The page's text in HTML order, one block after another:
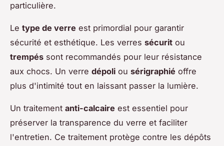
particulière.
Le type de verre est primordial pour garantir
sécurité et esthétique. Les verres sécurit ou
trempés sont recommandés pour leur résistance
aux chocs. Un verre dépoli ou sérigraphié offre
plus d'intimité tout en laissant passer la lumière.
Un traitement anti-calcaire est essentiel pour
préserver la transparence du verre et faciliter
l'entretien. Ce traitement protège contre les dépôts